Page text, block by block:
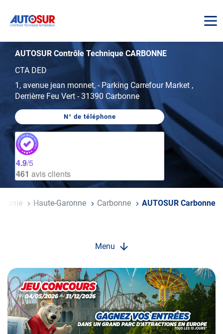
AUTOSUR Contrôle Technique CARBONNE
CTA DED
1, avenue jean monnet, - Parking Carrefour Market ,
Derrièrre Feu Vert -31390 Carbonne
N° de téléphone
AFFICHER
CARBONNE
4.9/5
461 avis clients
Haute-Garonne Carbonne AUTOSUR Carbonne
Menu
Opération
spéciale
Mai
-
Décembre
2026